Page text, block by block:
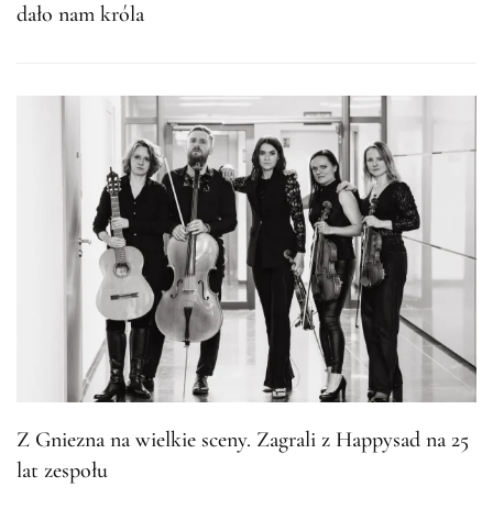
dało nam króla
Z Gniezna na wielkie sceny. Zagrali z Happysad na 25
lat zespołu